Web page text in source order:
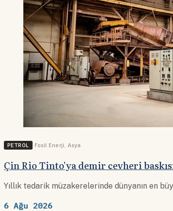
PETROL Fosil Enerji Asya
Çin Rio Tinto'ya demir cevheri
Yıllık tedarik müzakerelerinde dünyanın en
6 Ağu 2026